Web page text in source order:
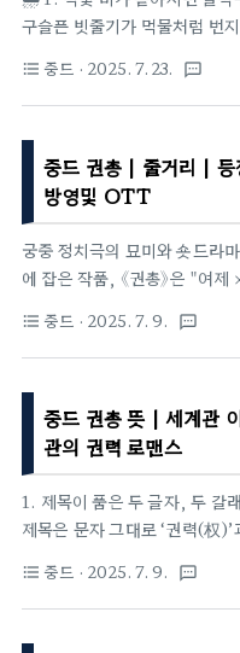
에요.그래서 ‘입청운’은 곧 “신
기”로 이어집니다.2️⃣ 여섯 개
(合虚六境)’의 구조《입청운》
원으로 이루어져 있어요.이걸
구슬픈 빗줄기가 먹물처럼 번
되어 처소 깊은 연못에 내던져
만 알았던 그녀는, 같은 시각
친구 강리의 얼굴을 뒤집어쓰고
나온다. 누구도 그녀가 살아
남은 이름도, 죽어버린 이름도
려갔으니까—.이 짧은 프롤로
간》이 던지는 기류는 분명하
을 가르는 한 줄기 빛. 제목 자
면 ‘먹빛 비(墨雨)가 드리운 구
비는 암울한 시대와 주인..
format_list_bulleted 중드 · 2025. 7. 23. textsms
중드 권총 | 줄거리 |
방영및 OTT
궁중 정치극의 묘미와 숏드라
에 잡은 작품, 《권총》은 "여
고 굵은 전개 속에 숨은 권력의
는, 그 자체로 360분짜리 대
높은 서사입니다. 지금부터 작
한 핵심 정보를 차근차근 정리
제·국문 표기: 权宠 / 권총장
폼 시대극제작·연출: 장지위(
트비디오 10분극장(중국 기
당 15분·총 24화)한국판: 8부
TV 동시 스트리밍(FHD)등급:
format_list_bulleted 중드 · 2025. 7. 9. textsms
중드 권총 뜻 | 세계관
관의 권력 로맨스
1. 제목이 품은 두 글자, 두 갈
제목은 문자 그대로 ‘권력(权)’
좇는 인간의 욕망.宠 ― 군주의
는 정치적 보호막이 되는 애정
“권력을 둘러싼 총애” 혹은 “총
format_list_bulleted 중드 · 2025. 7. 9. textsms